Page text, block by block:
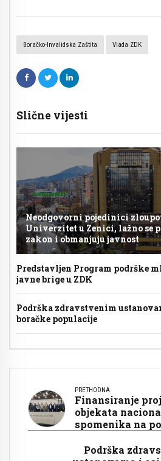
Boračko-Invalidska Zaštita Vlada ZDK
Slične vijesti
Neodgovorni pojedinici
Univerzitet u Zenici, lažno se
zakon i obmanjuju javnost
Predstavljen Program podrške
javne brige u ZDK
Podrška zdravstvenim
boračke populacije
PRETHODNA
Finansiranje
objekata
spomenika na
Podrška